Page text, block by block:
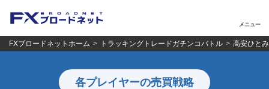
メニュー
FXブロードネットホーム トラッキングトレードガチンコバトル 高安ひと
各プレイヤーの売買戦略